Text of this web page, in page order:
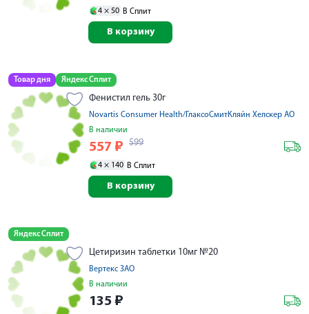
4 × 50 В Сплит
В корзину
Товар дня Яндекс Сплит
Фенистил гель 30г
Novartis Consumer Health/ГлаксоСмитКляйн Хелскер АО
В наличии
557 ₽ 599
4 × 140 В Сплит
В корзину
Яндекс Сплит
Цетиризин таблетки 10мг №20
Вертекс ЗАО
В наличии
135 ₽